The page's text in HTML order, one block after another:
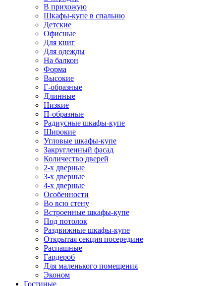
В прихожую
Шкафы-купе в спальню
Детские
Офисные
Для книг
Для одежды
На балкон
Форма
Высокие
Г-образные
Длинные
Низкие
П-образные
Радиусные шкафы-купе
Широкие
Угловые шкафы-купе
Закругленный фасад
Количество дверей
2-х дверные
3-х дверные
4-х дверные
Особенности
Во всю стену
Встроенные шкафы-купе
Под потолок
Раздвижные шкафы-купе
Открытая секция посередине
Распашные
Гардероб
Для маленького помещения
Эконом
Гостиные